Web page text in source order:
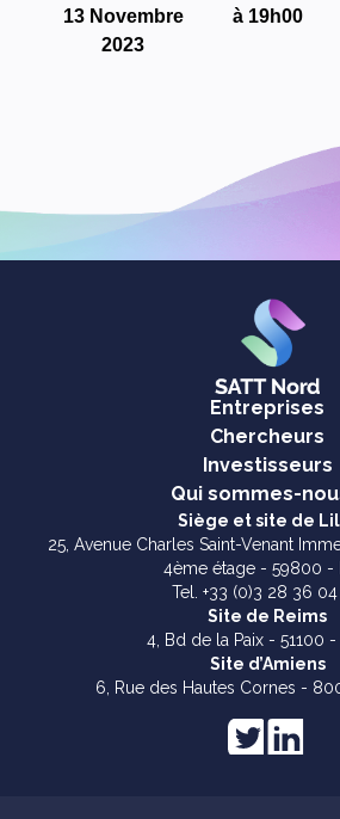
13 Novembre
2023
à 19h00
Entreprises
Chercheurs
Investisseurs
Qui sommes-
Siège et site de
25, Avenue Charles Saint-Venant
4ème étage - 59800 -
Tel. +33 (0)3 28 36
Site de Reims
4, Bd de la Paix - 51100 -
Site d’Amiens
6, Rue des Hautes Cornes -